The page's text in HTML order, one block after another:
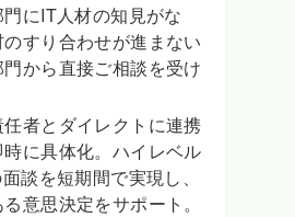
門にIT人材の知見がな
のすり合わせが進まない
から直接ご相談を受け
者とダイレクトに連携
時に具体化。ハイレベル
談を短期間で実現し、
意思決定をサポート。